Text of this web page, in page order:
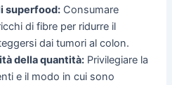
superfood: Consumare
di fibre per ridurre il
dai tumori al colon.
della quantità: Privilegiare la
e il modo in cui sono